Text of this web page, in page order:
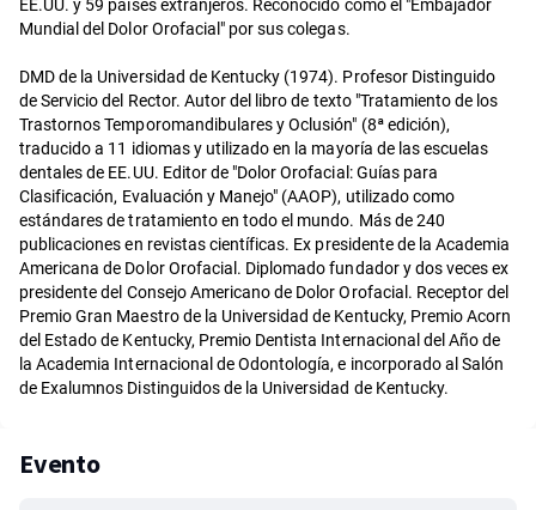
EE.UU. y 59 países extranjeros. Reconocido como el "Embajador
Mundial del Dolor Orofacial" por sus colegas.
DMD de la Universidad de Kentucky (1974). Profesor Distinguido
de Servicio del Rector. Autor del libro de texto "Tratamiento de los
Trastornos Temporomandibulares y Oclusión" (8ª edición),
traducido a 11 idiomas y utilizado en la mayoría de las escuelas
dentales de EE.UU. Editor de "Dolor Orofacial: Guías para
Clasificación, Evaluación y Manejo" (AAOP), utilizado como
estándares de tratamiento en todo el mundo. Más de 240
publicaciones en revistas científicas. Ex presidente de la Academia
Americana de Dolor Orofacial. Diplomado fundador y dos veces ex
presidente del Consejo Americano de Dolor Orofacial. Receptor del
Premio Gran Maestro de la Universidad de Kentucky, Premio Acorn
del Estado de Kentucky, Premio Dentista Internacional del Año de
la Academia Internacional de Odontología, e incorporado al Salón
de Exalumnos Distinguidos de la Universidad de Kentucky.
Evento